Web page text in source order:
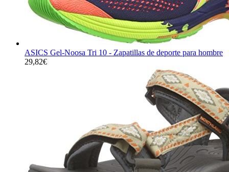
ASICS Gel-Noosa Tri 10 - Zapatillas de deporte para hombre
29,82€